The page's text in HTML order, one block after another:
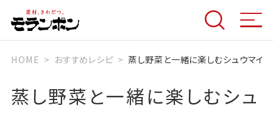
HOME おすすめレシピ 蒸し野菜と一緒に楽しむシュウマイ
蒸し野菜と一緒に楽しむシュ